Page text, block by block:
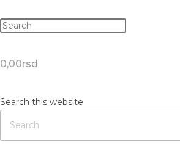
0,00rsd
Search this website